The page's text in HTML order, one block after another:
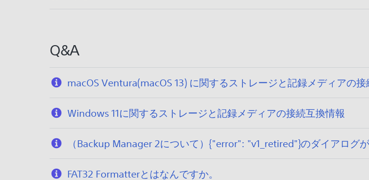
Q&A
macOS Ventura(macOS 13) に関するストレージと記録メディアの接
Windows 11に関するストレージと記録メディアの接続互換情報
（Backup Manager 2について）{"error": "v1_retired"}のダイアログ
FAT32 Formatterとはなんですか。